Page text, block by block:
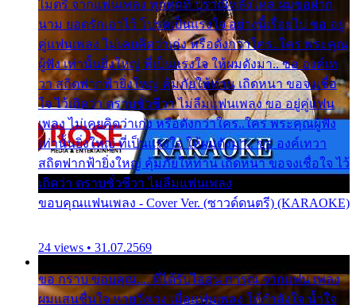
ไมตรี จากแฟนเพลง ทุกทุกที่ ปราณีหลั่งไหล ผมขอฝาก
นาม ยอดรักเอาไว้ โปรดเป็นแรงใจ อย่างนี้เรื่อยไป ขอ อยู่
คู่แฟนเพลง ไม่เคยคิดว่าเก่ง หรือดังกว่าใคร..ใคร พระคุณ
ผู้ฟัง เท่านั้นยิ่งใหญ่ ที่เป็นแรงใจ ให้ผมดังมา.. ขอ องค์เท
วา สถิตฟากฟ้ายิ่งใหญ่ คุ้มภัยให้ท่าน เถิดหนา ขอจงเชื่อ
ใจ ไว้เถิดว่า ตราบชั่วชีวา ไม่ลืมแฟนเพลง ขอ อยู่คู่แฟน
เพลง ไม่เคยคิดว่าเก่ง หรือดังกว่าใคร..ใคร พระคุณผู้ฟัง
เท่านั้นยิ่งใหญ่ ที่เป็นแรงใจ ให้ผมดังมา.. ขอ องค์เทวา
สถิตฟากฟ้ายิ่งใหญ่ คุ้มภัยให้ท่าน เถิดหนา ขอจงเชื่อใจ ไว้
เถิดว่า ตราบชั่วชีวา ไม่ลืมแฟนเพลง
ขอบคุณแฟนเพลง - Cover Ver. (ซาวด์ดนตรี) (KARAOKE)
24 views • 31.07.2569
ขอ กราบ ขอบคุณ.... ที่ได้รับไออุ่น การุณ จากแฟน เพลง
ผมแสนชื่นใจ หายวังเวง เมื่อแฟนเพลง ให้กำลังใจ น้ำใจ